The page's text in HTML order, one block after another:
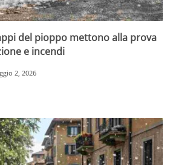
del pioppo mettono alla prova
e incendi
2, 2026